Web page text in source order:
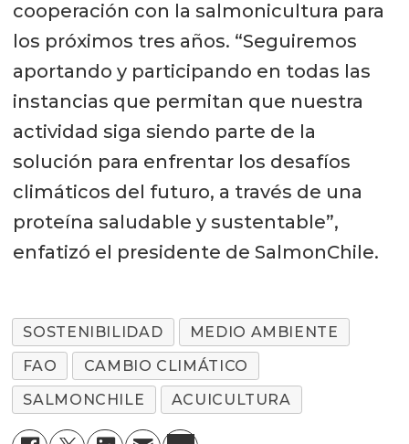
cooperación con la salmonicultura para
los próximos tres años. “Seguiremos
aportando y participando en todas las
instancias que permitan que nuestra
actividad siga siendo parte de la
solución para enfrentar los desafíos
climáticos del futuro, a través de una
proteína saludable y sustentable”,
enfatizó el presidente de SalmonChile.
SOSTENIBILIDAD
MEDIO AMBIENTE
FAO
CAMBIO CLIMÁTICO
SALMONCHILE
ACUICULTURA